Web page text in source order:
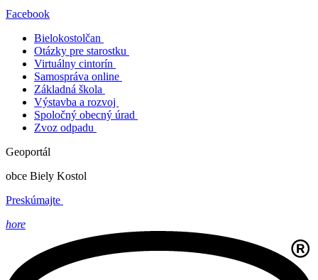
Facebook
Bielokostolčan
Otázky pre starostku
Virtuálny cintorín
Samospráva online
Základná škola
Výstavba a rozvoj
Spoločný obecný úrad
Zvoz odpadu
Geoportál
obce Biely Kostol
Preskúmajte
hore